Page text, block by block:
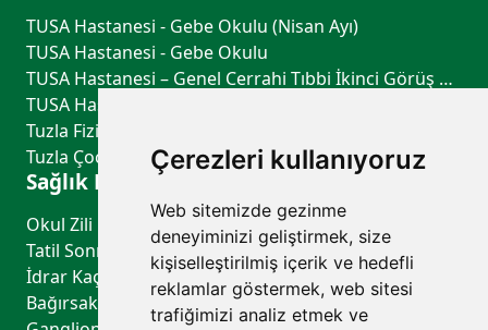
Çerezleri kullanıyoruz
Web sitemizde gezinme
deneyiminizi geliştirmek, size
kişiselleştirilmiş içerik ve hedefli
reklamlar göstermek, web sitesi
trafiğimizi analiz etmek ve
TUSA Hastanesi - Gebe Okulu (Nisan Ayı)
TUSA Hastanesi - Gebe Okulu
TUSA Hastanesi – Genel Cerrahi Tıbbi İkinci Görüş Hizmeti
Tuzla Fiziksel Tıp ve Rehabilitasyon - TUSA Hastanesi
Tuzla Çocuk Sağlığı ve Hastalıkları - TUSA Hastanesi
Sağlık Rehberi
Bağırsak Sağlığının Genel Sağlık Üzerindeki Etkileri